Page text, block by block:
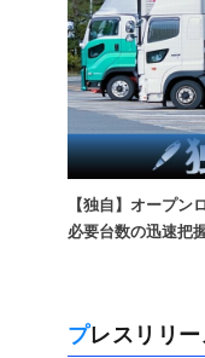
【独自】オープン
必要台数の迅速把
プレスリリ